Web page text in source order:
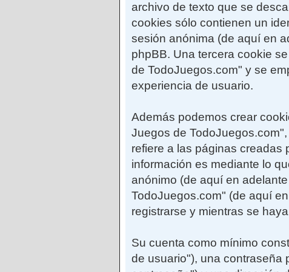
archivo de texto que se
cookies sólo contienen un
sesión anónima (de aquí en
phpBB. Una tercera cookie
de TodoJuegos.com" y se
experiencia de usuario.
Además podemos crear
Juegos de
refiere a las páginas creadas
información es mediante lo
anónimo (de aquí en
TodoJuegos.com" (de aquí
registrarse y mientras se
Su cuenta como mínimo
de usuario"), una contraseña